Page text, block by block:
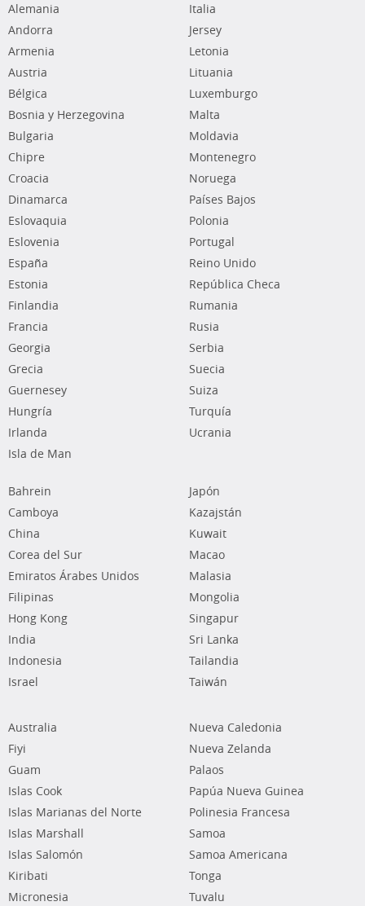
Alemania
Andorra
Armenia
Austria
Bélgica
Bosnia y Herzegovina
Bulgaria
Chipre
Croacia
Dinamarca
Eslovaquia
Eslovenia
España
Estonia
Finlandia
Francia
Georgia
Grecia
Guernesey
Hungría
Irlanda
Isla de Man
Italia
Jersey
Letonia
Lituania
Luxemburgo
Malta
Moldavia
Montenegro
Noruega
Países Bajos
Polonia
Portugal
Reino Unido
República Checa
Rumania
Rusia
Serbia
Suecia
Suiza
Turquía
Ucrania
Bahrein
Camboya
China
Corea del Sur
Emiratos Árabes Unidos
Filipinas
Hong Kong
India
Indonesia
Israel
Japón
Kazajstán
Kuwait
Macao
Malasia
Mongolia
Singapur
Sri Lanka
Tailandia
Taiwán
Australia
Fiyi
Guam
Islas Cook
Islas Marianas del Norte
Islas Marshall
Islas Salomón
Kiribati
Micronesia
Nueva Caledonia
Nueva Zelanda
Palaos
Papúa Nueva Guinea
Polinesia Francesa
Samoa
Samoa Americana
Tonga
Tuvalu